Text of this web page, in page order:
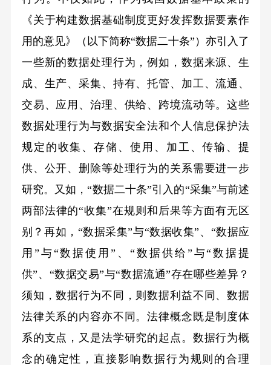
《关于构建数据基础制度更好发挥数据要素作
用的意见》（以下简称“数据二十条”）亦引入了
一些新的数据处理行为，例如，数据来源、生
成、生产、采集、持有、托管、加工、流通、
交易、应用、治理、供给、跨境流动等。这些
数据处理行为与数据安全法和个人信息保护法
规定的收集、存储、使用、加工、传输、提
供、公开、删除等处理行为的关系需要进一步
研究。又如，“数据二十条”引入的“采集”与前述
两部法律的“收集”在规则和后果等方面有无区
别？再如，“数据采集”与“数据收集”、“数据应
用”与“数据使用”、“数据供给”与“数据提
供”、“数据交易”与“数据流通”存在哪些差异？
须知，数据行为不同，则数据利益不同、数据
法律关系的内容亦不同。法律概念既是制度体
系的支点，又是法学研究的起点。数据行为概
念的确定性，直接影响数据行为规则的合理